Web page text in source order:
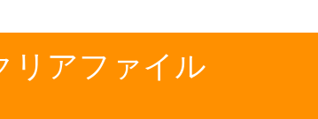
リアファイル